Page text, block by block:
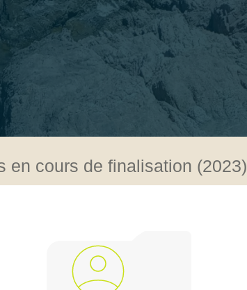
en cours de finalisation (2023)